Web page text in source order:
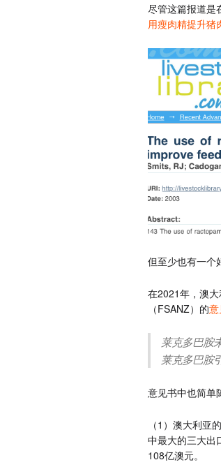
尽管这篇报道是
用瘦肉精提升猪
但至少也有一个
在2021年，澳
（FSANZ）的
莱克多巴胺
莱克多巴胺
意见书中也简单
（1）澳大利亚
中最大的三大出
108亿澳元。